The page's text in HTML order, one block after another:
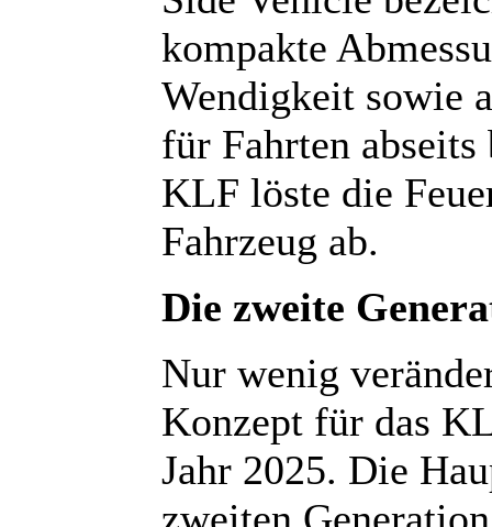
kompakte
Wendigkeit sowie
für Fahrten
KLF löste die
Fahrzeug ab.
Die zweite
Nur wenig
Konzept für das
Jahr 2025. Die